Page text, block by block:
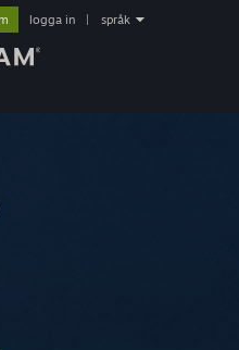
logga in språk